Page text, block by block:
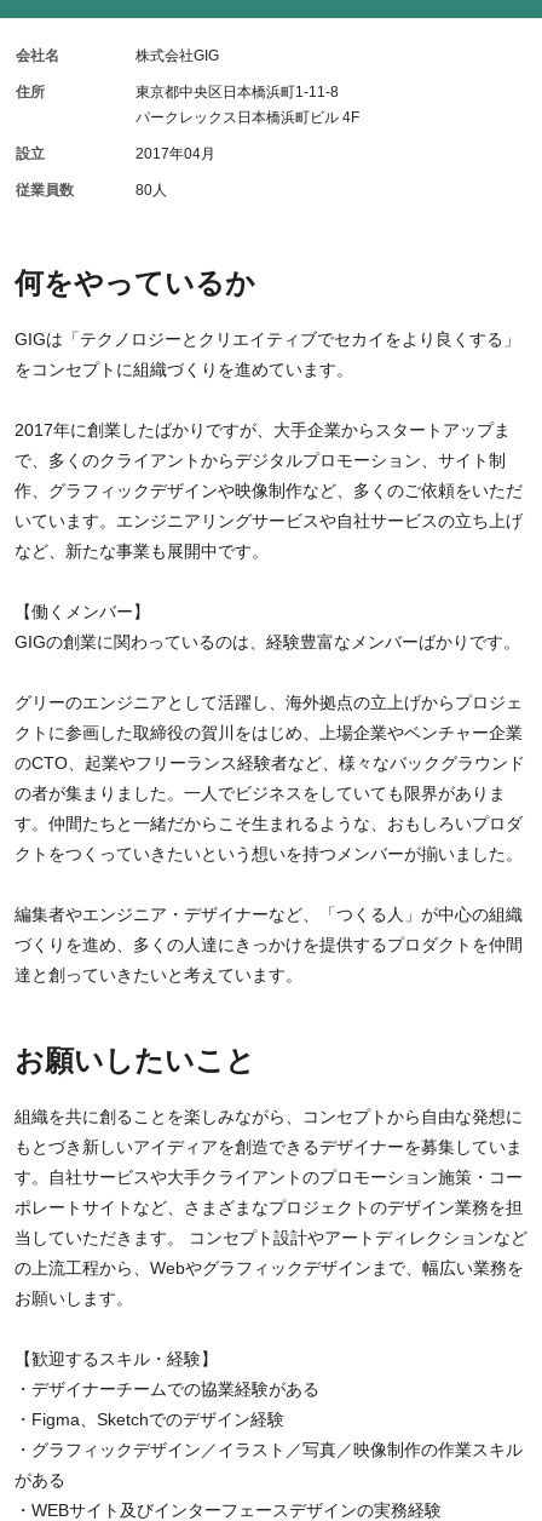
何をやっているか
GIGは「テクノロジーとクリエイティブでセカイをより良くする」
をコンセプトに組織づくりを進めています。
2017年に創業したばかりですが、大手企業からスタートアップま
で、多くのクライアントからデジタルプロモーション、サイト制
作、グラフィックデザインや映像制作など、多くのご依頼をいただ
いています。エンジニアリングサービスや自社サービスの立ち上げ
など、新たな事業も展開中です。
【働くメンバー】
GIGの創業に関わっているのは、経験豊富なメンバーばかりです。
グリーのエンジニアとして活躍し、海外拠点の立上げからプロジェ
クトに参画した取締役の賀川をはじめ、上場企業やベンチャー企業
のCTO、起業やフリーランス経験者など、様々なバックグラウンド
の者が集まりました。一人でビジネスをしていても限界がありま
す。仲間たちと一緒だからこそ生まれるような、おもしろいプロダ
クトをつくっていきたいという想いを持つメンバーが揃いました。
編集者やエンジニア・デザイナーなど、「つくる人」が中心の組織
づくりを進め、多くの人達にきっかけを提供するプロダクトを仲間
達と創っていきたいと考えています。
お願いしたいこと
組織を共に創ることを楽しみながら、コンセプトから自由な発想に
もとづき新しいアイディアを創造できるデザイナーを募集していま
す。自社サービスや大手クライアントのプロモーション施策・コー
ポレートサイトなど、さまざまなプロジェクトのデザイン業務を担
当していただきます。 コンセプト設計やアートディレクションなど
の上流工程から、Webやグラフィックデザインまで、幅広い業務を
お願いします。
【歓迎するスキル・経験】
・デザイナーチームでの協業経験がある
・Figma、Sketchでのデザイン経験
・グラフィックデザイン／イラスト／写真／映像制作の作業スキル
がある
・WEBサイト及びインターフェースデザインの実務経験
会社名 株式会社GIG
住所
東京都中央区日本橋浜町1-11-8
パークレックス日本橋浜町ビル 4F
設立 2017年04月
従業員数 80人